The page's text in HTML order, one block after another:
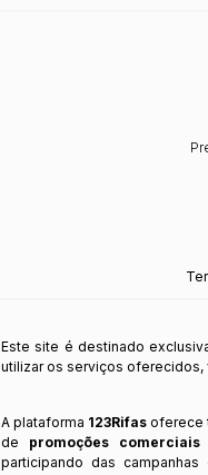
Este site é destinado
utilizar os serviços oferecidos,
A plataforma 123Rifas oferece
de promoções comerciais
participando das